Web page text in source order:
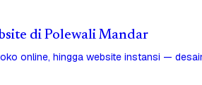
di Polewali Mandar
online, hingga website instansi —